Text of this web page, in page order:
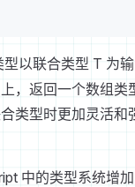
型以联合类型 T 为输
，返回一个数组类
类型时更加灵活和
中的类型系统增